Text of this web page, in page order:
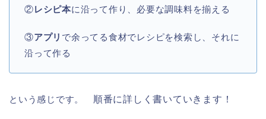
②レシピ本に沿って作り、必要な調味料を揃える
③アプリ で余ってる食材でレシピを検索し、それに
沿って作る
という感じです。 順番に詳しく書いていきます！